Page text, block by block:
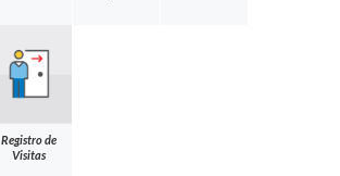
Registro de
Visitas